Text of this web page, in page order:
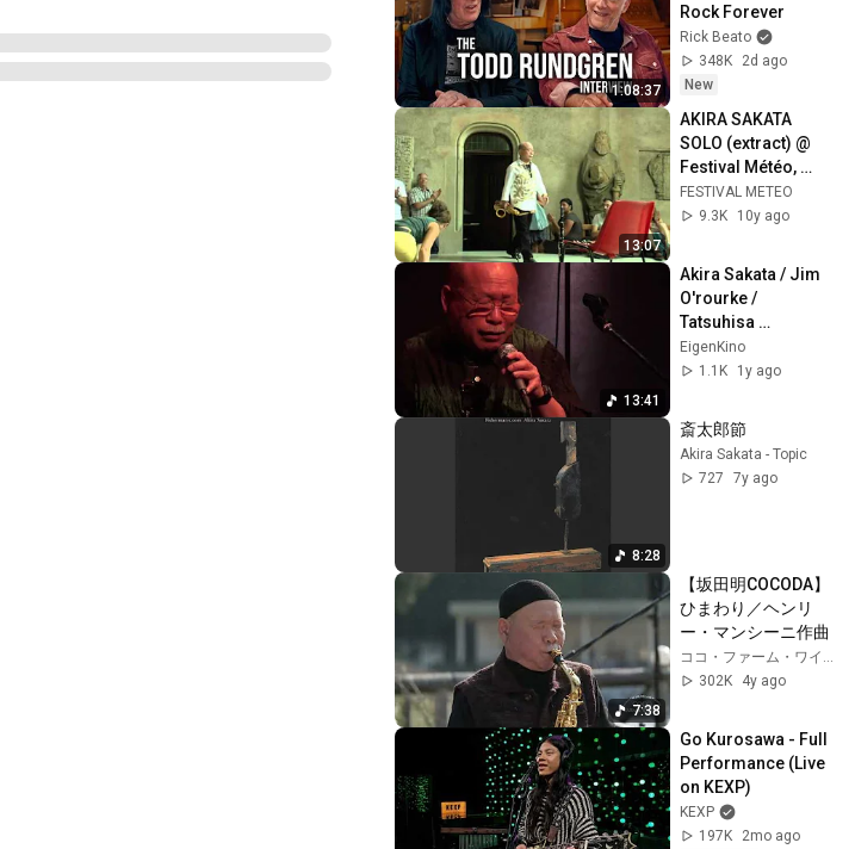
1:08:37
Rock Forever
Rick Beato
348K
2d ago
New
13:07
AKIRA SAKATA
SOLO (extract) @
Festival Météo,
Mulhouse, 2015
FESTIVAL METEO
9.3K
10y ago
13:41
Akira Sakata / Jim
O'rourke /
Tatsuhisa
Yamamoto
"Saitarabushi" @
(2015)
EigenKino
1.1K
1y ago
8:28
斎太郎節
Akira Sakata - Topic
727
7y ago
7:38
【坂田明COCODA】
ひまわり／ヘンリ
ー・マンシーニ作曲
ココ・ファーム・ワイナリー公式チャンネル
302K
4y ago
Go Kurosawa - Full
Performance (Live
on KEXP)
KEXP
197K
2mo ago